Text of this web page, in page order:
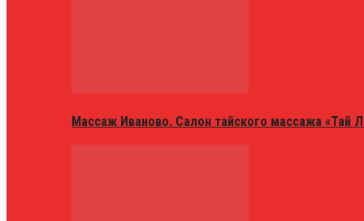
Массаж Иваново. Салон тайского массажа «Тай